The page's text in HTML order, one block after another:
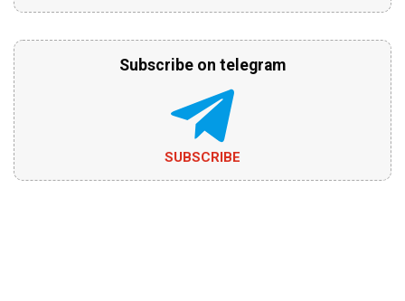
Subscribe on telegram
SUBSCRIBE